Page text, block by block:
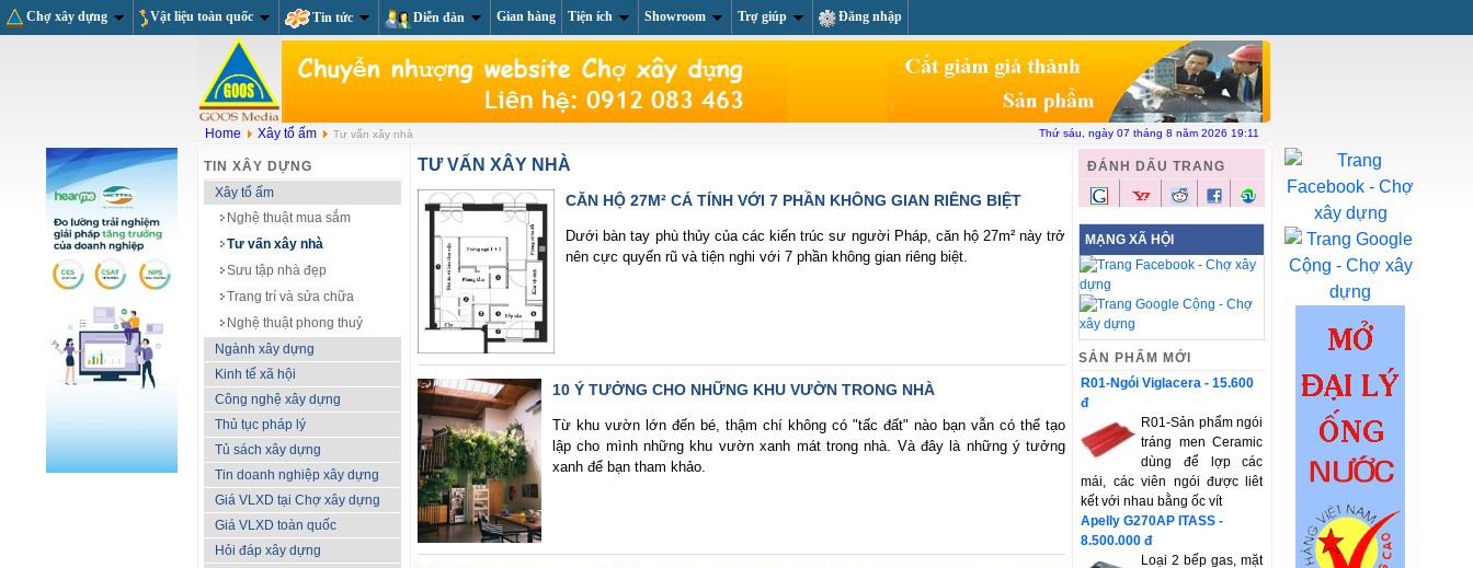
Chợ xây dựng Vật liệu toàn quốc Tin tức Diễn đàn Gian hàng Tiện ích Showroom Trợ giúp Đăng nhập
Vật liệu toàn quốc
Chợ xây dựng
Liên hệ
Home Xây tổ ấm Tư vấn xây nhà Thứ sáu, ngày 07 tháng 8 năm 2026 19:11
TIN XÂY DỰNG
Xây tổ ấm
Nghệ thuật mua sắm
Tư vấn xây nhà
Sưu tập nhà đẹp
Trang trí và sửa chữa
Nghệ thuật phong thuỷ
Ngành xây dựng
Kinh tế xã hội
Công nghệ xây dựng
Thủ tục pháp lý
Tủ sách xây dựng
Tin doanh nghiệp xây dựng
Giá VLXD tại Chợ xây dựng
Giá VLXD toàn quốc
Hỏi đáp xây dựng
TƯ VẤN XÂY NHÀ
CĂN HỘ 27M² CÁ TÍNH VỚI 7 PHẦN KHÔNG GIAN RIÊNG BIỆT
Dưới bàn tay phù thủy của các kiến trúc sư người Pháp, căn hộ 27m² này trở
nên cực quyến rũ và tiện nghi với 7 phần không gian riêng biệt.
10 Ý TƯỞNG CHO NHỮNG KHU VƯỜN TRONG NHÀ
Từ khu vườn lớn đến bé, thậm chí không có "tấc đất" nào bạn vẫn có thể tạo
lập cho mình những khu vườn xanh mát trong nhà. Và đây là những ý tưởng
xanh để bạn tham khảo.
ĐÁNH DẤU TRANG
MẠNG XÃ HỘI
SẢN PHẨM MỚI
R01-Ngói Viglacera - 15.600
đ
R01-Sản phẩm ngói
tráng men Ceramic
dùng để lợp các
mái, các viên ngói được liêt
kết với nhau bằng ốc vít
Apelly G270AP ITASS -
8.500.000 đ
Loại 2 bếp gas, mặt